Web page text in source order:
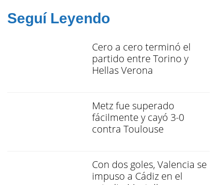
Seguí Leyendo
Cero a cero terminó el
partido entre Torino y
Hellas Verona
Metz fue superado
fácilmente y cayó 3-0
contra Toulouse
Con dos goles, Valencia se
impuso a Cádiz en el